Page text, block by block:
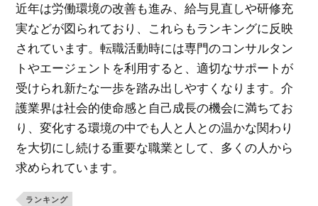
近年は労働環境の改善も進み、給与見直しや研修充
実などが図られており、これらもランキングに反映
されています。転職活動時には専門のコンサルタン
トやエージェントを利用すると、適切なサポートが
受けられ新たな一歩を踏み出しやすくなります。介
護業界は社会的使命感と自己成長の機会に満ちてお
り、変化する環境の中でも人と人との温かな関わり
を大切にし続ける重要な職業として、多くの人から
求められています。
ランキング